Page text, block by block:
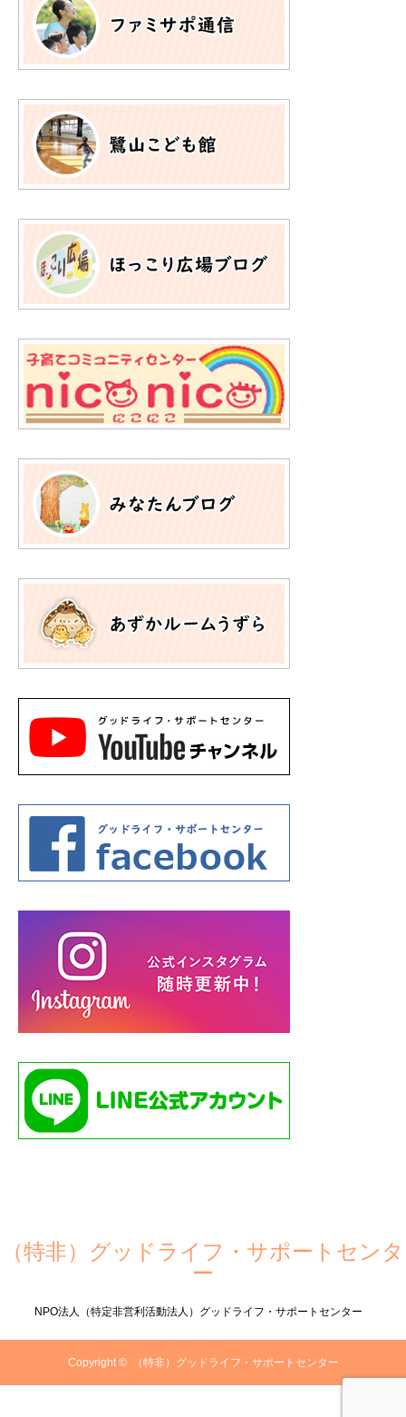
（特非）グッドライフ・サポートセンタ
ー
NPO法人（特定非営利活動法人）グッドライフ・サポートセンター
Copyright © （特非）グッドライフ・サポートセンター